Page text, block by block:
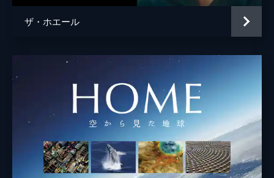
ザ・ホエール